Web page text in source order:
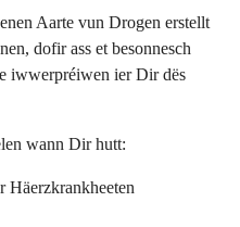
Aarte vun Drogen erstellt
dofir ass et besonnesch
iwwerpréiwen ier Dir dës
wann Dir hutt:
Häerzkrankheeten